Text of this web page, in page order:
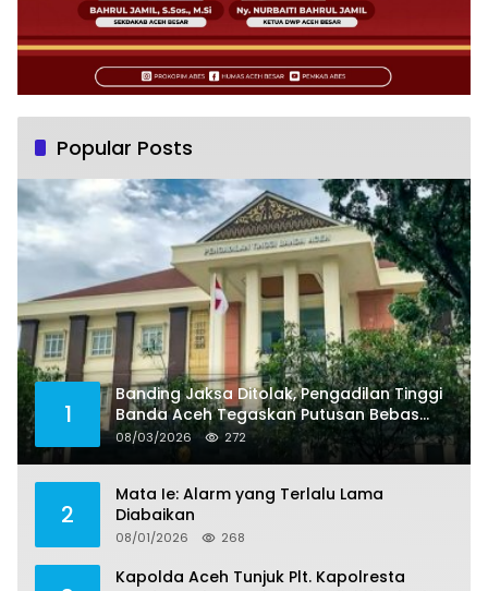
Popular Posts
1
Banding Jaksa Ditolak, Pengadilan Tinggi
Banda Aceh Tegaskan Putusan Bebas
Dua Terdakwa Korupsi Tak Bisa Diajukan
08/03/2026 272
2
Mata Ie: Alarm yang Terlalu Lama
Diabaikan
08/01/2026 268
Kapolda Aceh Tunjuk Plt. Kapolresta